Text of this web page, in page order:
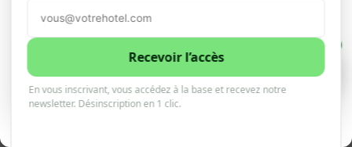
Accepter
Refuser
Voir les préférences
CrèmeRecevoir l’accès
En vous inscrivant, vous accédez à la base et recevez notre
newsletter. Désinscription en 1 clic.